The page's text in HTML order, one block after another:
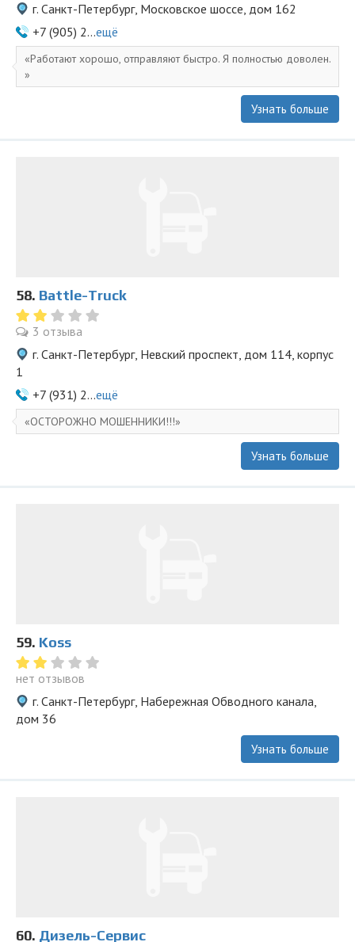
г. Санкт-Петербург, Московское шоссе, дом 162
+7 (905) 2...ещё
Работают хорошо, отправляют быстро. Я полностью доволен.
Узнать больше
58. Battle-Truck
3 отзыва
г. Санкт-Петербург, Невский проспект, дом 114, корпус
1
+7 (931) 2...ещё
ОСТОРОЖНО МОШЕННИКИ!!!
Узнать больше
59. Koss
нет отзывов
г. Санкт-Петербург, Набережная Обводного канала,
дом 36
Узнать больше
60. Дизель-Сервис